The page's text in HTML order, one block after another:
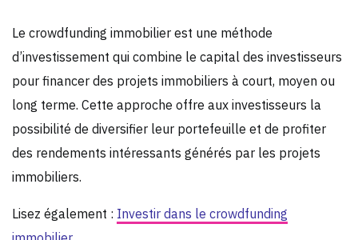
Le crowdfunding immobilier est une méthode
d’investissement qui combine le capital des investisseurs
pour financer des projets immobiliers à court, moyen ou
long terme. Cette approche offre aux investisseurs la
possibilité de diversifier leur portefeuille et de profiter
des rendements intéressants générés par les projets
immobiliers.
Lisez également : Investir dans le crowdfunding